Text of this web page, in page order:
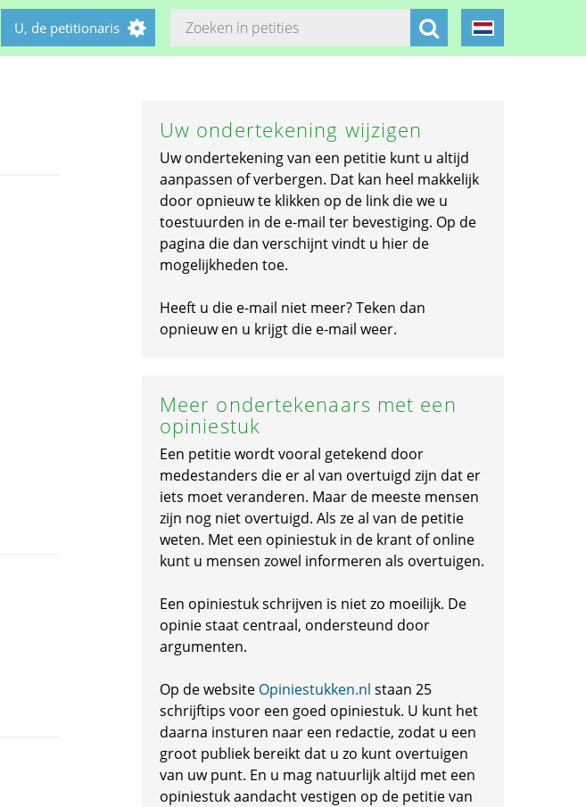
U, de petitionaris
Uw ondertekening wijzigen
Uw ondertekening van een petitie kunt u altijd
aanpassen of verbergen. Dat kan heel makkelijk
door opnieuw te klikken op de link die we u
toestuurden in de e-mail ter bevestiging. Op de
pagina die dan verschijnt vindt u hier de
mogelijkheden toe.
Heeft u die e-mail niet meer? Teken dan
opnieuw en u krijgt die e-mail weer.
Meer ondertekenaars met een
opiniestuk
Een petitie wordt vooral getekend door
medestanders die er al van overtuigd zijn dat er
iets moet veranderen. Maar de meeste mensen
zijn nog niet overtuigd. Als ze al van de petitie
weten. Met een opiniestuk in de krant of online
kunt u mensen zowel informeren als overtuigen.
Een opiniestuk schrijven is niet zo moeilijk. De
opinie staat centraal, ondersteund door
argumenten.
Op de website Opiniestukken.nl staan 25
schrijftips voor een goed opiniestuk. U kunt het
daarna insturen naar een redactie, zodat u een
groot publiek bereikt dat u zo kunt overtuigen
van uw punt. En u mag natuurlijk altijd met een
opiniestuk aandacht vestigen op de petitie van